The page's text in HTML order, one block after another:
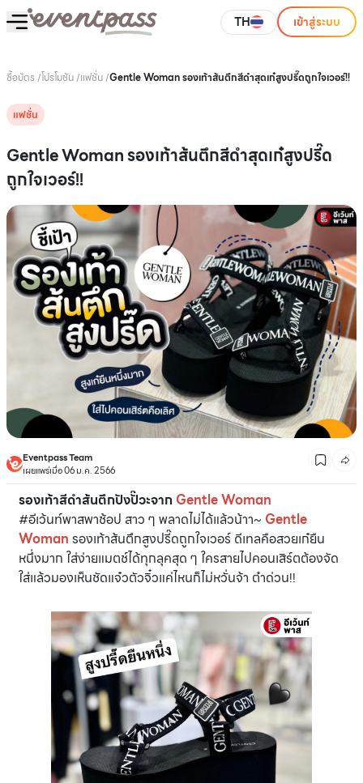
TH เข้าสู่ระบบ
ซื้อบัตร /โปรโมชัน/แฟชั่น/Gentle Woman รองเท้าส้นตึกสีดำสุดเก๋สูงปรี๊ดถูกใจเวอร์!!
แฟชั่น
Gentle Woman รองเท้าส้นตึกสีดำสุดเก๋สูงปรี๊ด
ถูกใจเวอร์!!
Eventpass Team
เผยแพร่เมื่อ 06 ม.ค. 2566
รองเท้าสีดำส้นตึกปังปั๊วะจาก Gentle Woman
#อีเว้นท์พาสพาช้อป สาว ๆ พลาดไม่ได้แล้วน้าา~ Gentle
Woman รองเท้าส้นตึกสูงปรี๊ดถูกใจเวอร์ ดีเทลคือสวยเก๋ยืน
หนึ่งมาก ใส่ง่ายแมตช์ได้ทุกลุคสุด ๆ ใครสายไปคอนเสิร์ตต้องจัด
ใส่แล้วมองเห็นชัดแจ๋วตัวจิ๋วแค่ไหนก็ไม่หวั่นจ้า ตำด่วน!!